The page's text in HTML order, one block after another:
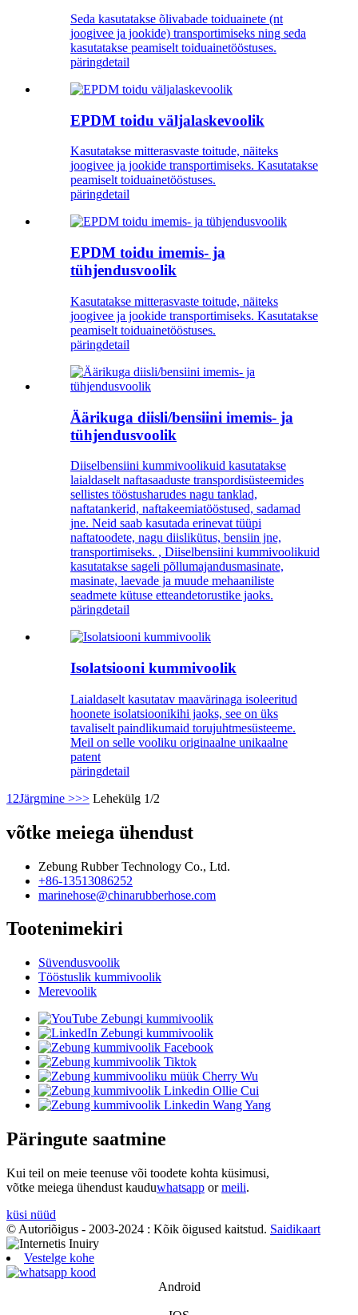
Seda kasutatakse õlivabade toiduainete (nt
joogivee ja jookide) transportimiseks ning seda
kasutatakse peamiselt toiduainetööstuses.
päringdetail
EPDM toidu väljalaskevoolik
Kasutatakse mitterasvaste toitude, näiteks
joogivee ja jookide transportimiseks. Kasutatakse
peamiselt toiduainetööstuses.
päringdetail
EPDM toidu imemis- ja
tühjendusvoolik
Kasutatakse mitterasvaste toitude, näiteks
joogivee ja jookide transportimiseks. Kasutatakse
peamiselt toiduainetööstuses.
päringdetail
Äärikuga diisli/bensiini imemis- ja
tühjendusvoolik
Diiselbensiini kummivoolikuid kasutatakse
laialdaselt naftasaaduste transpordisüsteemides
sellistes tööstusharudes nagu tanklad,
naftatankerid, naftakeemiatööstused, sadamad
jne. Neid saab kasutada erinevat tüüpi
naftatoodete, nagu diislikütus, bensiin jne,
transportimiseks. , Diiselbensiini kummivoolikuid
kasutatakse sageli põllumajandusmasinate,
masinate, laevade ja muude mehaaniliste
seadmete kütuse etteandetorustike jaoks.
päringdetail
Isolatsiooni kummivoolik
Laialdaselt kasutatav maavärinaga isoleeritud
hoonete isolatsioonikihi jaoks, see on üks
tavaliselt paindlikumaid torujuhtmesüsteeme.
Meil on selle vooliku originaalne unikaalne
patent
päringdetail
1 2Järgmine >>> Lehekülg 1/2
võtke meiega ühendust
Zebung Rubber Technology Co., Ltd.
+86-13513086252
marinehose@chinarubberhose.com
Tootenimekiri
Süvendusvoolik
Tööstuslik kummivoolik
Merevoolik
Päringute saatmine
Kui teil on meie teenuse või toodete kohta küsimusi,
võtke meiega ühendust kauduwhatsapp ormeili.
küsi nüüd
© Autoriõigus - 2003-2024 : Kõik õigused kaitstud. Saidikaart
Vestelge kohe
Android